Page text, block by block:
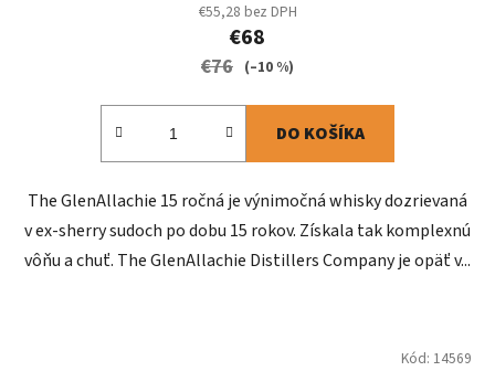
€55,28 bez DPH
€68
€76 (–10 %)
DO KOŠÍKA
The GlenAllachie 15 ročná je výnimočná whisky dozrievaná
v ex-sherry sudoch po dobu 15 rokov. Získala tak komplexnú
vôňu a chuť. The GlenAllachie Distillers Company je opäť v...
Kód: 14569